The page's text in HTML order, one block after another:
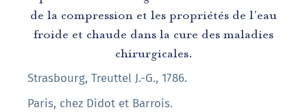
de la compression et les propriétés de l'eau
froide et chaude dans la cure des maladies
chirurgicales.
Strasbourg, Treuttel J.-G., 1786.
Paris, chez Didot et Barrois.